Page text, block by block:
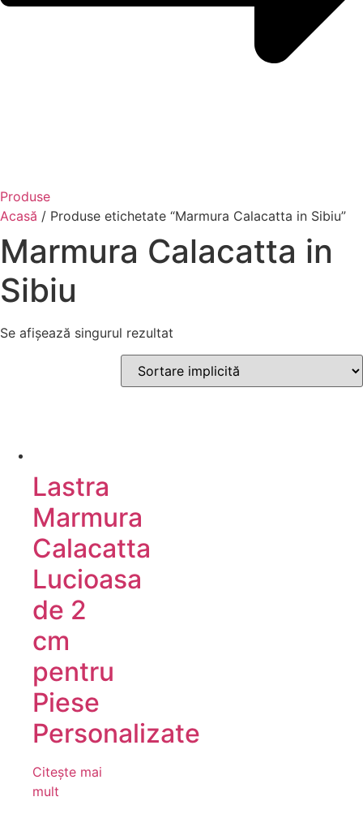
Produse
Acasă / Produse etichetate “Marmura Calacatta in Sibiu”
Marmura Calacatta in
Sibiu
Se afișează singurul rezultat
Lastra
Marmura
Calacatta
Lucioasa
de 2
cm
pentru
Piese
Personalizate
Citește mai
mult